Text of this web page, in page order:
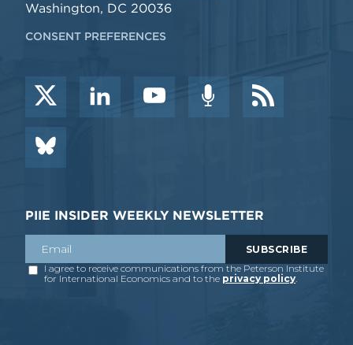
Washington, DC 20036
CONSENT PREFERENCES
PIIE INSIDER WEEKLY NEWSLETTER